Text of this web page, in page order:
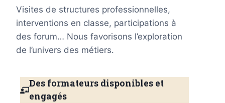
Visites de structures professionnelles,
interventions en classe, participations à
des forum… Nous favorisons l’exploration
de l’univers des métiers.
Des formateurs disponibles et
engagés